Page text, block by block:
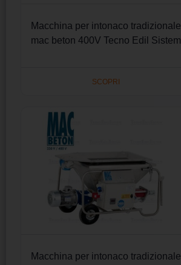
Macchina per intonaco tradizionale
mac beton 400V Tecno Edil Sistem
SCOPRI
Macchina per intonaco tradizionale